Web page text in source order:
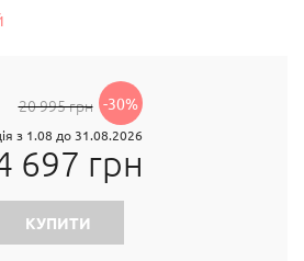
20 995 грн -30%
з 1.08 до 31.08.2026
697 грн
КУПИТИ